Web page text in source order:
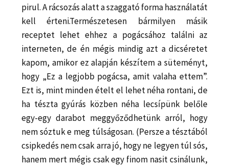
pirul. A rácsozás alatt a szaggató forma használatát
kell érteni.Természetesen bármilyen másik
receptet lehet ehhez a pogácsához találni az
interneten, de én mégis mindig azt a dicséretet
kapom, amikor ez alapján készítem a süteményt,
hogy „Ez a legjobb pogácsa, amit valaha ettem”.
Ezt is, mint minden ételt el lehet néha rontani, de
ha tészta gyúrás közben néha lecsípünk belőle
egy-egy darabot meggyőződhetünk arról, hogy
nem sóztuk e meg túlságosan. (Persze a tésztából
csipkedés nem csak arra jó, hogy ne legyen túl sós,
hanem mert mégis csak egy finom nasit csinálunk,